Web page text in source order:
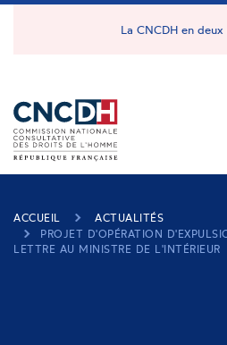
Panneau de gestion des cookies
La CNCDH en
ACCUEIL
ACTUALITÉS
PROJET D'OPÉRATION
LETTRE AU MINISTRE DE L'INTÉRIEUR